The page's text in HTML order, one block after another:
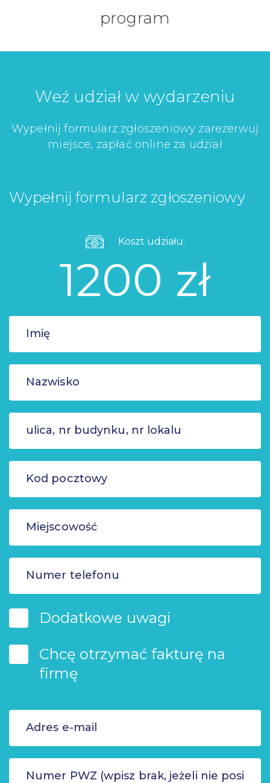
program
Weź udział w wydarzeniu
Wypełnij formularz zgłoszeniowy zarezerwuj
miejsce, zapłać online za udział
Wypełnij formularz zgłoszeniowy
Koszt udziału:
1200 zł
Dodatkowe uwagi
Chcę otrzymać fakturę na
firmę